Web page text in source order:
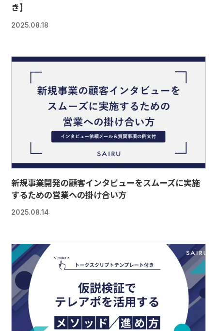
き】
2025.08.18
新規事業開発の顧客インタビューをスムーズに実施
するための営業への掛け合い方
2025.08.14